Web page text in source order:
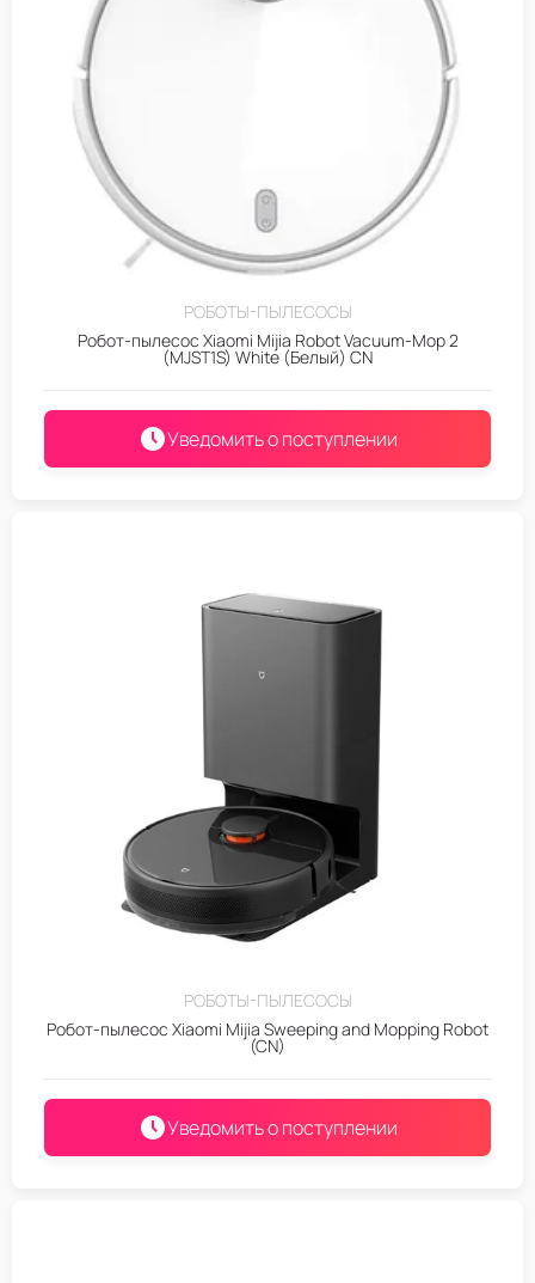
РОБОТЫ-ПЫЛЕСОСЫ
Робот-пылесос Xiaomi Mijia Robot Vacuum-Mop 2
(MJST1S) White (Белый) CN
Уведомить о поступлении
РОБОТЫ-ПЫЛЕСОСЫ
Робот-пылесос Xiaomi Mijia Sweeping and Mopping Robot
(CN)
Уведомить о поступлении